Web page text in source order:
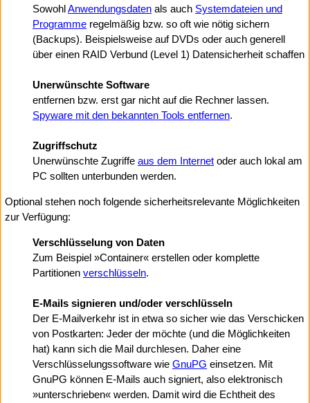
SowohlAnwendungsdaten als auch Systemdateien und
Programme regelmäßig bzw. so oft wie nötig sichern
(Backups). Beispielsweise auf DVDs oder auch generell
über einen RAID Verbund (Level 1) Datensicherheit schaffen
Unerwünschte Software
entfernen bzw. erst gar nicht auf die Rechner lassen.
Spyware mit den bekannten Tools entfernen.
Zugriffschutz
Unerwünschte Zugriffe aus dem Internet oder auch lokal am
PC sollten unterbunden werden.
Optional stehen noch folgende sicherheitsrelevante Möglichkeiten
zur Verfügung:
Verschlüsselung von Daten
Zum Beispiel »Container« erstellen oder komplette
Partitionen verschlüsseln.
E-Mails signieren und/oder verschlüsseln
Der E-Mailverkehr ist in etwa so sicher wie das Verschicken
von Postkarten: Jeder der möchte (und die Möglichkeiten
hat) kann sich die Mail durchlesen. Daher eine
Verschlüsselungssoftware wie GnuPG einsetzen. Mit
GnuPG können E-Mails auch signiert, also elektronisch
»unterschrieben« werden. Damit wird die Echtheit des